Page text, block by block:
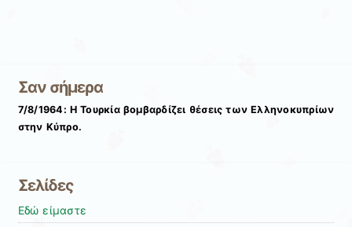
Σαν σήμερα
7/8/1964: Η Τουρκία βομβαρδίζει θέσεις των Ελληνοκυπρίων
στην Κύπρο.
Σελίδες
Εδώ είμαστε